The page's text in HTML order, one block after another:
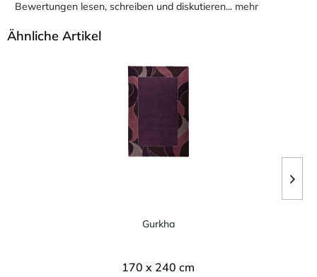
Bewertungen lesen, schreiben und diskutieren... mehr
Ähnliche Artikel
Gurkha
170 x 240 cm